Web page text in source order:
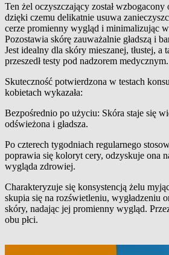
Opis produktu
Ten żel oczyszczający został
dzięki czemu delikatnie usuwa
cerze promienny wygląd i minimalizując
Pozostawia skórę zauważalnie gładszą i
Jest idealny dla skóry mieszanej, tłustej,
przeszedł testy pod nadzorem medycznym.
Skuteczność potwierdzona w testach
kobietach wykazała:
Bezpośrednio po użyciu: Skóra staje się
odświeżona i gładsza.
Po czterech tygodniach regularnego
poprawia się koloryt cery, odzyskuje ona
wygląda zdrowiej.
Charakteryzuje się konsystencją żelu
skupia się na rozświetleniu, wygładzeniu
skóry, nadając jej promienny wygląd.
obu płci.